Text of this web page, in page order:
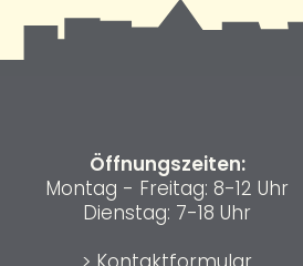
Öffnungszeiten:
Montag - Freitag: 8-12 Uhr
Dienstag: 7-18 Uhr